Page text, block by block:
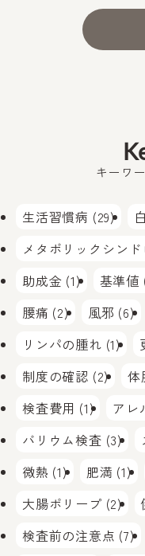
キーワ
生活習慣病 (29)
メタボリックシン
助成金 (1)
基準値
腰痛 (2)
風邪 (6)
リンパの腫れ (1)
制度の確認 (2)
体
検査費用 (1)
アレ
バリウム検査 (3)
微熱 (1)
肥満 (1)
大腸ポリープ (2)
検査前の注意点 (7)